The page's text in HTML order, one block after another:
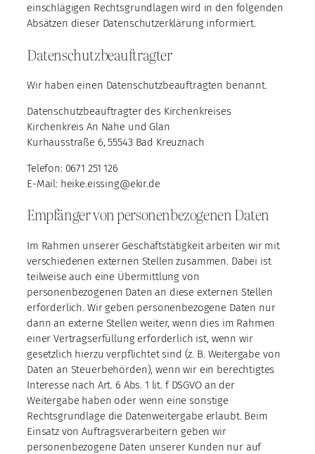
einschlägigen Rechtsgrundlagen wird in den folgenden
Absätzen dieser Datenschutzerklärung informiert.
Datenschutz­beauftragter
Wir haben einen Datenschutzbeauftragten benannt.
Datenschutzbeauftragter des Kirchenkreises
Kirchenkreis An Nahe und Glan
Kurhausstraße 6, 55543 Bad Kreuznach
Telefon: 0671 251 126
E-Mail: heike.eissing@ekir.de
Empfänger von personenbezogenen Daten
Im Rahmen unserer Geschäftstätigkeit arbeiten wir mit
verschiedenen externen Stellen zusammen. Dabei ist
teilweise auch eine Übermittlung von
personenbezogenen Daten an diese externen Stellen
erforderlich. Wir geben personenbezogene Daten nur
dann an externe Stellen weiter, wenn dies im Rahmen
einer Vertragserfüllung erforderlich ist, wenn wir
gesetzlich hierzu verpflichtet sind (z. B. Weitergabe von
Daten an Steuerbehörden), wenn wir ein berechtigtes
Interesse nach Art. 6 Abs. 1 lit. f DSGVO an der
Weitergabe haben oder wenn eine sonstige
Rechtsgrundlage die Datenweitergabe erlaubt. Beim
Einsatz von Auftragsverarbeitern geben wir
personenbezogene Daten unserer Kunden nur auf